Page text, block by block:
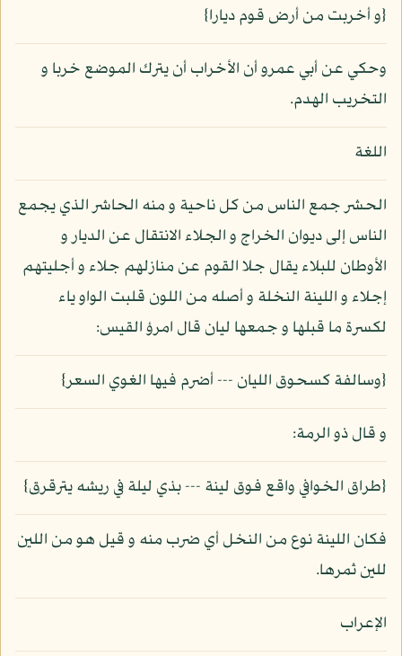
{و أخربت من أرض قوم ديارا}
وحكي عن أبي عمرو أن الأخراب أن يترك الموضع خربا و
التخريب الهدم.
اللغة
الحشر جمع الناس من كل ناحية و منه الحاشر الذي يجمع
الناس إلى ديوان الخراج و الجلاء الانتقال عن الديار و
الأوطان للبلاء يقال جلا القوم عن منازلهم جلاء و أجليتهم
إجلاء و اللينة النخلة و أصله من اللون قلبت الواو ياء
لكسرة ما قبلها و جمعها ليان قال امرؤ القيس:
{وسالفة كسحوق الليان --- أضرم فيها الغوي السعر}
و قال ذو الرمة:
{طراق الخوافي واقع فوق لينة --- بذي ليلة في ريشه يترقرق}
فكان اللينة نوع من النخل أي ضرب منه و قيل هو من اللين
للين ثمرها.
الإعراب